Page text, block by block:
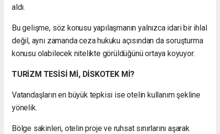
aldı.
Bu gelişme, söz konusu yapılaşmanın yalnızca idari bir ihlal
değil, aynı zamanda ceza hukuku açısından da soruşturma
konusu olabilecek nitelikte görüldüğünü ortaya koyuyor.
TURİZM TESİSİ Mİ, DİSKOTEK Mİ?
Vatandaşların en büyük tepkisi ise otelin kullanım şekline
yönelik.
Bölge sakinleri, otelin proje ve ruhsat sınırlarını aşarak